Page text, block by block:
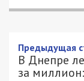
Предыдущая
В Днепре
за